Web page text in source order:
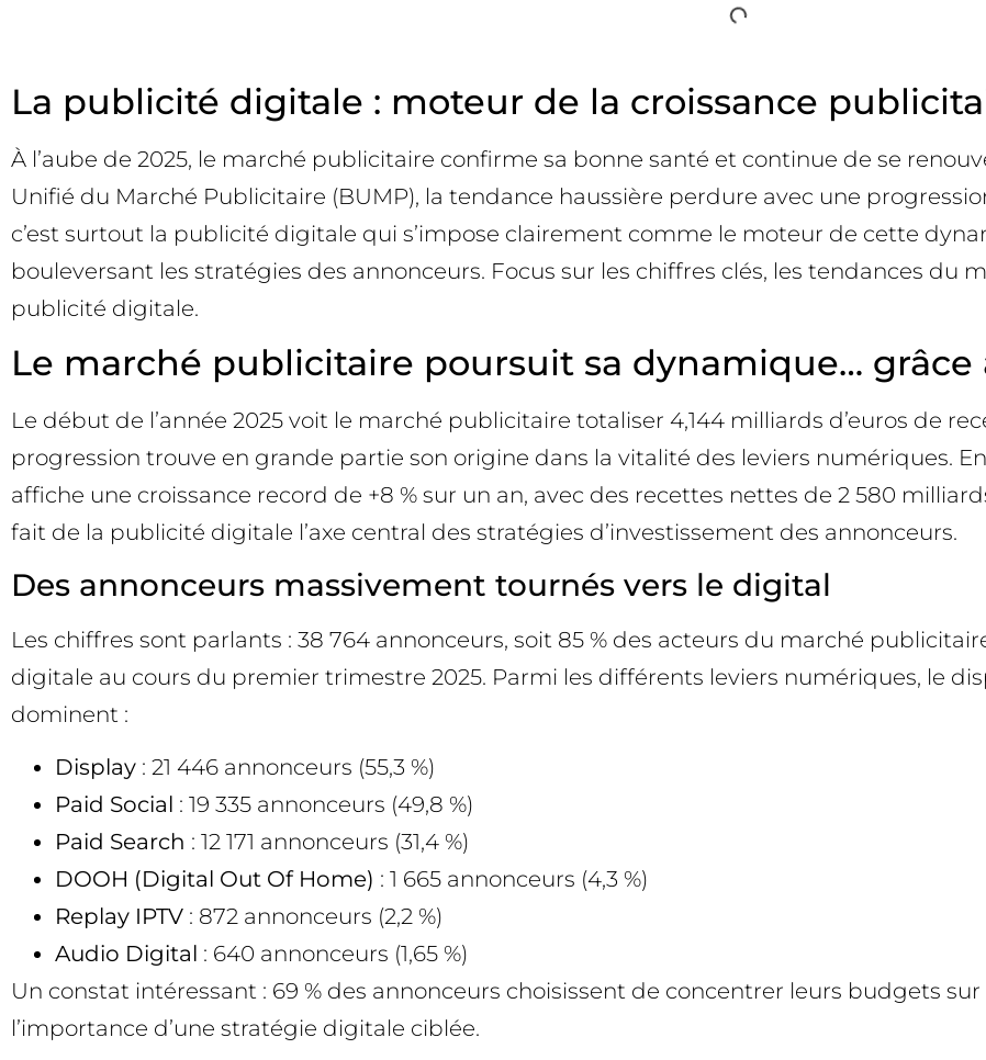
La publicité digitale : moteur de la croissance
À l’aube de 2025, le marché publicitaire confirme sa bonne santé et continue de se
Unifié du Marché Publicitaire (BUMP), la tendance haussière perdure avec une
c’est surtout la publicité digitale qui s’impose clairement comme le moteur de cette
bouleversant les stratégies des annonceurs. Focus sur les chiffres clés, les tendances du
publicité digitale.
Le marché publicitaire poursuit sa dynamique… grâce
Le début de l’année 2025 voit le marché publicitaire totaliser 4,144 milliards d’euros de
progression trouve en grande partie son origine dans la vitalité des leviers numériques.
affiche une croissance record de +8 % sur un an, avec des recettes nettes de 2 580
fait de la publicité digitale l’axe central des stratégies d’investissement des annonceurs.
Des annonceurs massivement tournés vers le digital
Les chiffres sont parlants : 38 764 annonceurs, soit 85 % des acteurs du marché
digitale au cours du premier trimestre 2025. Parmi les différents leviers numériques, le
dominent :
Display : 21 446 annonceurs (55,3 %)
Paid Social : 19 335 annonceurs (49,8 %)
Paid Search : 12 171 annonceurs (31,4 %)
DOOH (Digital Out Of Home) : 1 665 annonceurs (4,3 %)
Replay IPTV : 872 annonceurs (2,2 %)
Audio Digital : 640 annonceurs (1,65 %)
Un constat intéressant : 69 % des annonceurs choisissent de concentrer leurs budgets
l’importance d’une stratégie digitale ciblée.